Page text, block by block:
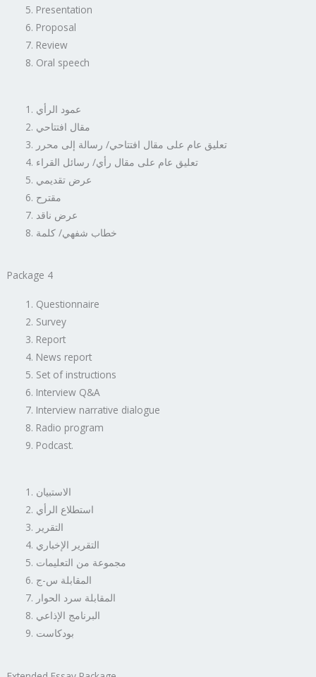
Presentation
Proposal
Review
Oral speech
عمود الرأي
مقال افتتاحي
تعليق عام على مقال افتتاحي/ رسالة إلى محرر
تعليق عام على مقال رأي/ رسائل القراء
عرض تقديمي
مقترح
عرض ناقد
خطاب شفهي/ كلمة
Package 4
Questionnaire
Survey
Report
News report
Set of instructions
Interview Q&A
Interview narrative dialogue
Radio program
Podcast.
الاستبيان
استطلاع الرأي
التقرير
التقرير الإخباري
مجموعة من التعليمات
المقابلة س-ج
المقابلة سرد الحوار
البرنامج الإذاعي
بودكاست